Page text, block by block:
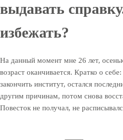
выдавать
избежать?
На данный момент мне 26 лет,
возраст оканчивается. Кратко о
закончить институт, остался
другим причинам, потом снова
Повесток не получал, не